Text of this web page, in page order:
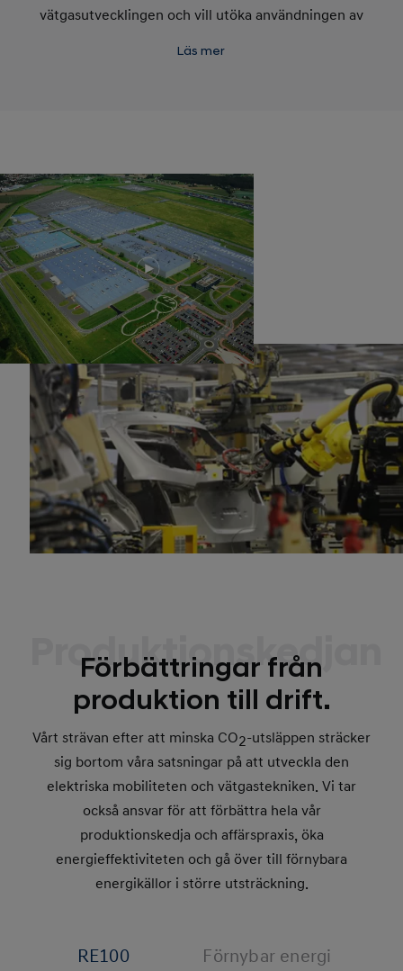
vätgasutvecklingen och vill utöka användningen av
Läs mer
Produktionskedjan
Förbättringar från
produktion till drift.
Vårt strävan efter att minska CO2-utsläppen sträcker
sig bortom våra satsningar på att utveckla den
elektriska mobiliteten och vätgastekniken. Vi tar
också ansvar för att förbättra hela vår
produktionskedja och affärspraxis, öka
energieffektiviteten och gå över till förnybara
energikällor i större utsträckning.
RE100 Förnybar energi